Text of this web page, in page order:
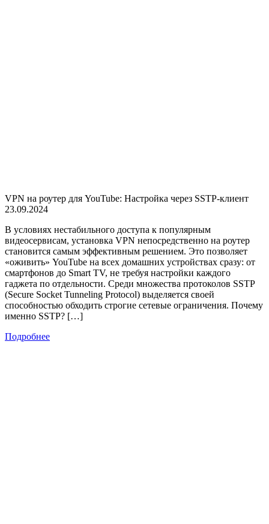
VPN на роутер для YouTube: Настройка через SSTP-клиент
23.09.2024
В условиях нестабильного доступа к популярным
видеосервисам, установка VPN непосредственно на роутер
становится самым эффективным решением. Это позволяет
«оживить» YouTube на всех домашних устройствах сразу: от
смартфонов до Smart TV, не требуя настройки каждого
гаджета по отдельности. Среди множества протоколов SSTP
(Secure Socket Tunneling Protocol) выделяется своей
способностью обходить строгие сетевые ограничения. Почему
именно SSTP? […]
Подробнее